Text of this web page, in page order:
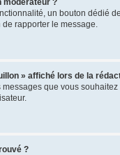
modérateur ?
un bouton dédié
rapporter le message.
» affiché lors de la
messages que vous
?